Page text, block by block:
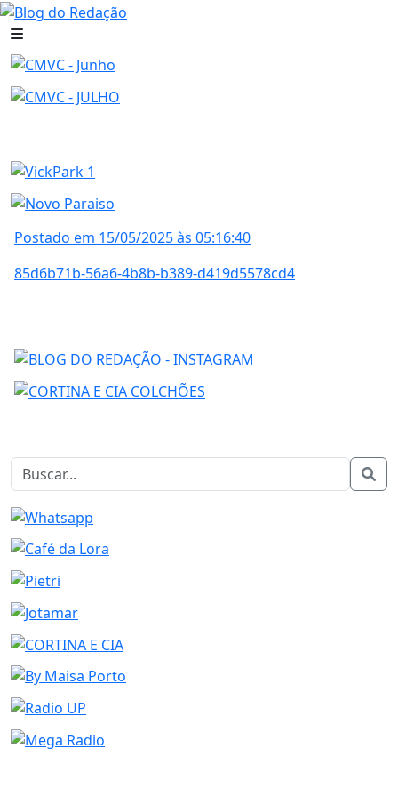
Postado em 15/05/2025 às 05:16:40
85d6b71b-56a6-4b8b-b389-d419d5578cd4